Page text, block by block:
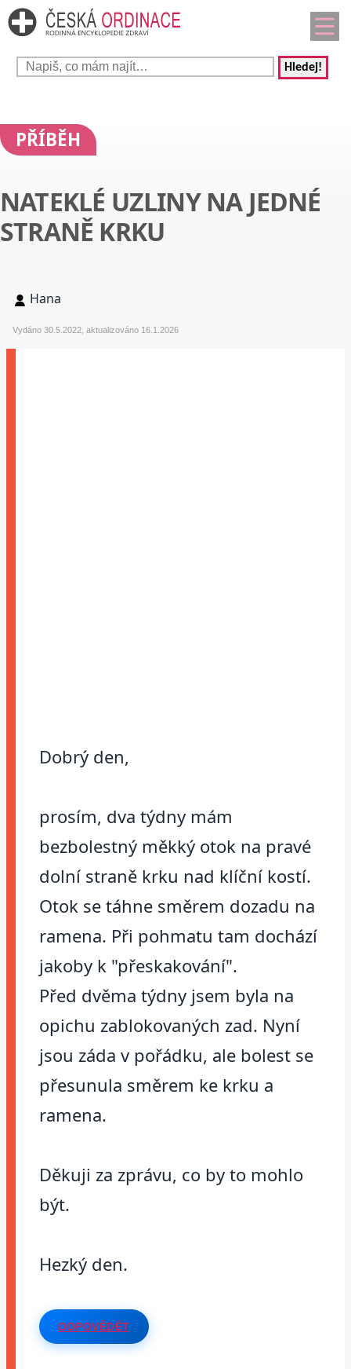
Hledej!
PŘÍBĚH
NATEKLÉ UZLINY NA JEDNÉ
STRANĚ KRKU
Hana
Vydáno 30.5.2022, aktualizováno 16.1.2026
Dobrý den,
prosím, dva týdny mám
bezbolestný měkký otok na pravé
dolní straně krku nad klíční kostí.
Otok se táhne směrem dozadu na
ramena. Při pohmatu tam dochází
jakoby k "přeskakování".
Před dvěma týdny jsem byla na
opichu zablokovaných zad. Nyní
jsou záda v pořádku, ale bolest se
přesunula směrem ke krku a
ramena.
Děkuji za zprávu, co by to mohlo
být.
Hezký den.
ODPOVĚDĚT